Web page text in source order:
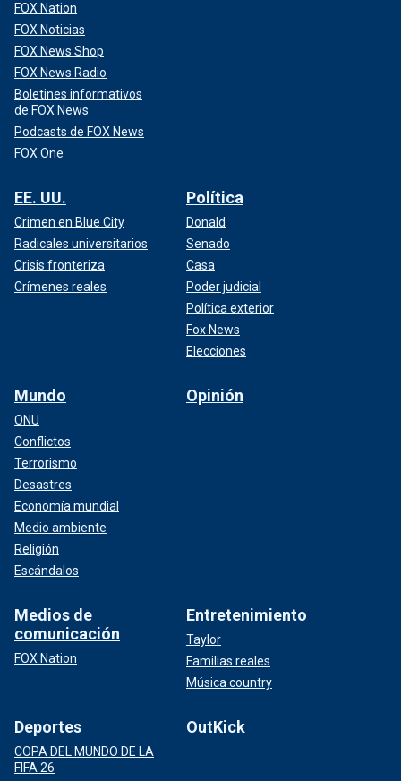
FOX Nation
FOX Noticias
FOX News Shop
FOX News Radio
Boletines informativos
de FOX News
Podcasts de FOX News
FOX One
EE. UU.
Crimen en Blue City
Radicales universitarios
Crisis fronteriza
Crímenes reales
Política
Donald
Senado
Casa
Poder judicial
Política exterior
Fox News
Elecciones
Mundo
ONU
Conflictos
Terrorismo
Desastres
Economía mundial
Medio ambiente
Religión
Escándalos
Opinión
Medios de
comunicación
FOX Nation
Entretenimiento
Taylor
Familias reales
Música country
Deportes
COPA DEL MUNDO DE LA
FIFA 26
OutKick